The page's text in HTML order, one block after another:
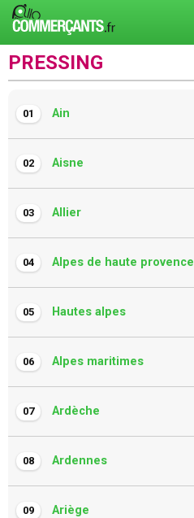
PRESSING
01 Ain
02 Aisne
03 Allier
04 Alpes de haute provence
05 Hautes alpes
06 Alpes maritimes
07 Ardèche
08 Ardennes
09 Ariège